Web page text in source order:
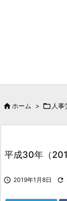
 ホーム >  人事
平成30年（
 2019年1月8日 